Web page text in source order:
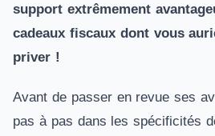
support extrêmement
cadeaux fiscaux dont vous
priver !
Avant de passer en revue ses
pas à pas dans les spécificités